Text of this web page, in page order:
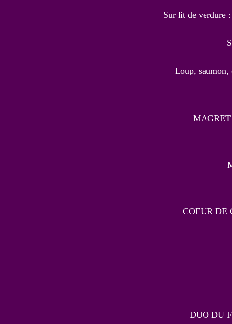
Sur lit de verdure
Loup, saumon,
COEUR DE
DUO DU